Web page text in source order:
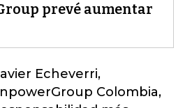
prevé aumentar
Echeverri,
Colombia,